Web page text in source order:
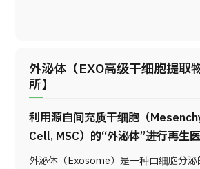
外泌体（EXO高级干细胞提取
所】
利用源自间充质干细胞（
Cell, MSC）的“外泌体”进行再生医
外泌体（Exosome）是一种由细胞分